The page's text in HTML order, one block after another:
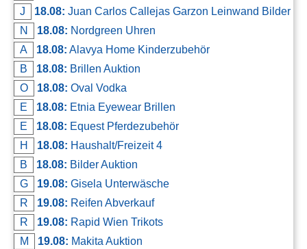
J
18.08: Juan Carlos Callejas Garzon Leinwand Bilder
N
18.08: Nordgreen Uhren
A
18.08: Alavya Home Kinderzubehör
B
18.08: Brillen Auktion
O
18.08: Oval Vodka
E
18.08: Etnia Eyewear Brillen
E
18.08: Equest Pferdezubehör
H
18.08: Haushalt/Freizeit 4
B
18.08: Bilder Auktion
G
19.08: Gisela Unterwäsche
R
19.08: Reifen Abverkauf
R
19.08: Rapid Wien Trikots
M
19.08: Makita Auktion